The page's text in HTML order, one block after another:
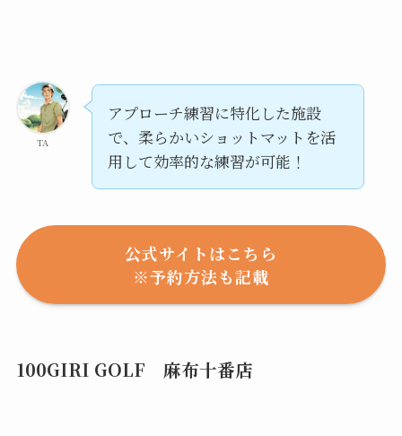
TA
アプローチ練習に特化した施設
で、柔らかいショットマットを活
用して効率的な練習が可能！
公式サイトはこちら
※予約方法も記載
100GIRI GOLF 麻布十番店